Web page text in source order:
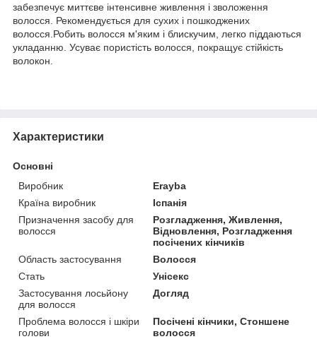
забезпечує миттєве інтенсивне живлення і зволоження
волосся. Рекомендується для сухих і пошкоджених
волосся.Робить волосся м'яким і блискучим, легко піддаються
укладанню. Усуває пористість волосся, покращує стійкість
волокон.
Характеристики
Основні
Виробник
Erayba
Країна виробник
Іспанія
Призначення засобу для
волосся
Розгладження, Живлення,
Відновлення, Розгладження
посічених кінчиків
Область застосування
Волосся
Стать
Унісекс
Застосування лосьйону
для волосся
Догляд
Проблема волосся і шкіри
голови
Посічені кінчики, Стоншене
волосся